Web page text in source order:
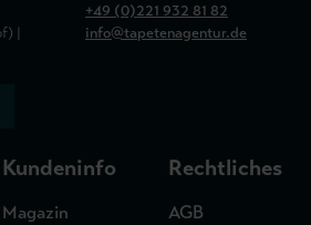
|
+49 (0)221 932 81 82
info@tapetenagentur.de
Kundeninfo
Magazin
Rechtliches
AGB